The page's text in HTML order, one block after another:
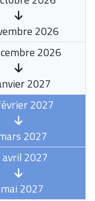
2026
2026
2027
2027
2027
avril 2027
2027